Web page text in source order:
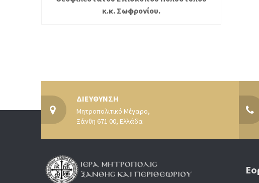
κ.κ. Σωφρονίου.
ΔΙΕΥΘΥΝΣΗ
Μητροπολιτικό Μέγαρο,
Ξάνθη 671 00, Ελλάδα